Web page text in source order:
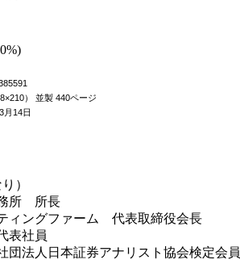
） 並製 440ページ
月14日
）
所 所長
ィングファーム 代表取締役会長
表社員
団法人日本証券アナリスト協会検定会員